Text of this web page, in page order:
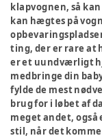
klapvognen, så
kan hægtes på
ting, der er rare at
er et uundværligt
medbringe din
fylde de mest
brug for i løbet af
meget andet,
stil, når det